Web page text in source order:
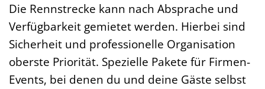
Die Rennstrecke kann nach Absprache und
Verfügbarkeit gemietet werden. Hierbei sind
Sicherheit und professionelle Organisation
oberste Priorität. Spezielle Pakete für Firmen-
Events, bei denen du und deine Gäste selbst